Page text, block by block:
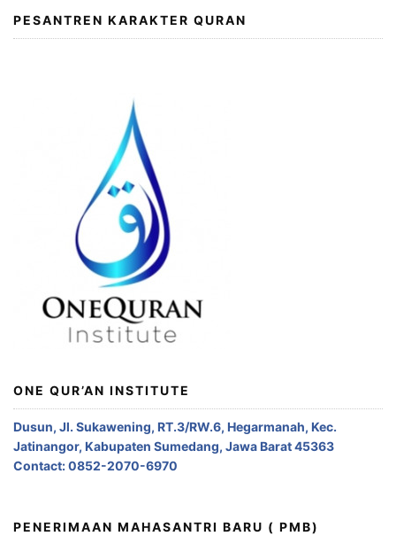
PESANTREN KARAKTER QURAN
ONE QUR’AN INSTITUTE
Dusun, Jl. Sukawening, RT.3/RW.6, Hegarmanah, Kec.
Jatinangor, Kabupaten Sumedang, Jawa Barat 45363
Contact: 0852-2070-6970
PENERIMAAN MAHASANTRI BARU ( PMB)